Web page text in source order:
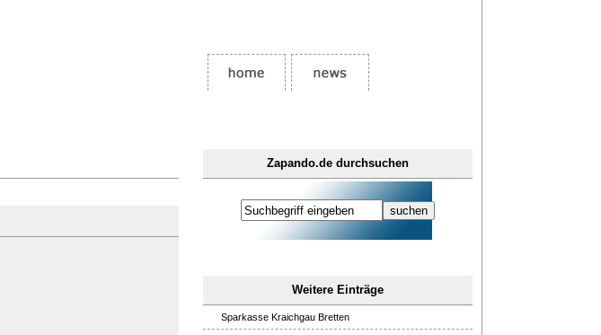
Zapando.de durchsuchen
Weitere Einträge
Sparkasse Kraichgau Bretten